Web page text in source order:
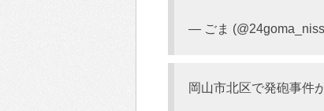
— ごま
岡山市北区で発砲事件